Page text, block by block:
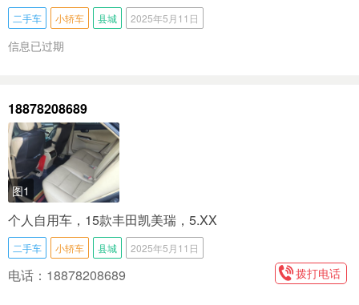
二手车 小轿车 县城 2025年5月11日
信息已过期
18878208689
图1
个人自用车，15款丰田凯美瑞，5.XX
二手车 小轿车 县城 2025年5月11日
电话：18878208689 拨打电话